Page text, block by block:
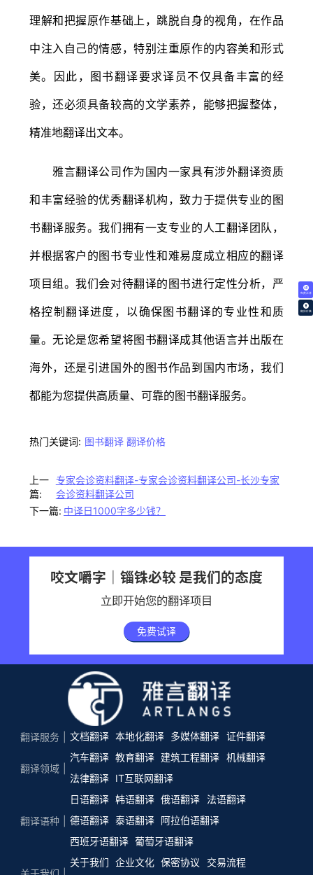
免费试译
翻译价格
理解和把握原作基础上，跳脱自身的视角，在作品
中注入自己的情感，特别注重原作的内容美和形式
美。因此，图书翻译要求译员不仅具备丰富的经
验，还必须具备较高的文学素养，能够把握整体，
精准地翻译出文本。
雅言翻译公司作为国内一家具有涉外翻译资质
和丰富经验的优秀翻译机构，致力于提供专业的图
书翻译服务。我们拥有一支专业的人工翻译团队，
并根据客户的图书专业性和难易度成立相应的翻译
项目组。我们会对待翻译的图书进行定性分析，严
格控制翻译进度，以确保图书翻译的专业性和质
量。无论是您希望将图书翻译成其他语言并出版在
海外，还是引进国外的图书作品到国内市场，我们
都能为您提供高质量、可靠的图书翻译服务。
热门关键词: 图书翻译 翻译价格
上一
篇:
专家会诊资料翻译-专家会诊资料翻译公司-长沙专家
会诊资料翻译公司
下一篇: 中译日1000字多少钱？
咬文嚼字｜锱铢必较 是我们的态度
立即开始您的翻译项目
免费试译
翻译服务 文档翻译 本地化翻译 多媒体翻译 证件翻译
翻译领域
汽车翻译 教育翻译 建筑工程翻译 机械翻译
法律翻译
IT互联网翻译
翻译语种
日语翻译 韩语翻译 俄语翻译
法语翻译
德语翻译 泰语翻译 阿拉伯语翻译
西班牙语翻译 葡萄牙语翻译
关于我们 企业文化 保密协议 交易流程